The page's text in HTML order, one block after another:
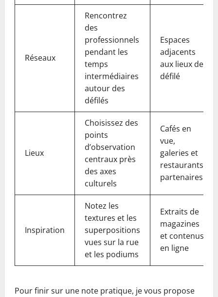
Réseaux
Rencontrez
des
professionnels
pendant les
temps
intermédiaires
autour des
défilés
Espaces
adjacents
aux lieux de
défilé
Lieux
Choisissez des
points
d’observation
centraux près
des axes
culturels
Cafés en
vue,
galeries et
restaurants
partenaires
Inspiration
Notez les
textures et les
superpositions
vues sur la rue
et les podiums
Extraits de
magazines
et contenus
en ligne
Pour finir sur une note pratique, je vous propose